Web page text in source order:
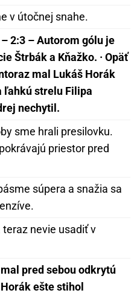
v útočnej snahe.
2:3 – Autorom gólu je
Štrbák a Kňažko. · Opäť
mal Lukáš Horák
ľahkú strelu Filipa
nechytil.
sme hrali presilovku.
priestor pred
súpera a snažia sa
nevie usadiť v
pred sebou odkrytú
ešte stihol